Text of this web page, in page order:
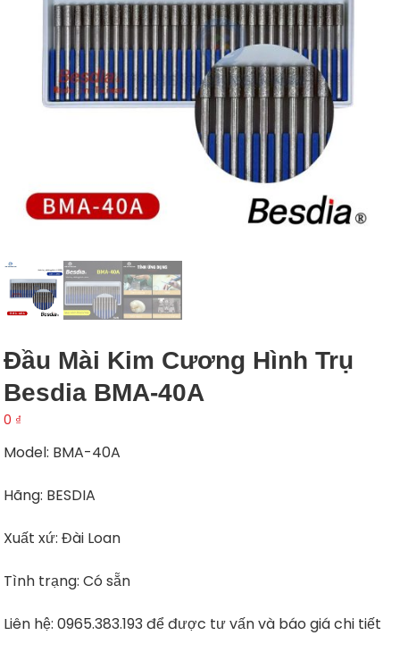
Đầu Mài Kim Cương Hình Trụ
Besdia BMA-40A
0 ₫
Model: BMA-40A
Hãng: BESDIA
Xuất xứ: Đài Loan
Tình trạng: Có sẵn
Liên hệ: 0965.383.193 để được tư vấn và báo giá chi tiết